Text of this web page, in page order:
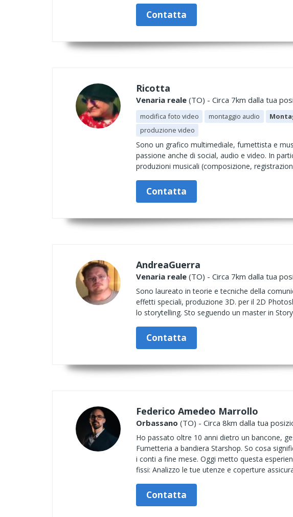
Contatta
Ricotta
Venaria reale (TO) - Circa 7km dalla tua
modifica foto video montaggio audio
produzione video
Sono un grafico multimediale, fumettista e
passione anche di social, audio e video. In
produzioni musicali (composizione,
Contatta
AndreaGuerra
Venaria reale (TO) - Circa 7km dalla tua
Sono laureato in teorie e tecniche della
effetti speciali, produzione 3D. per il 2D
lo storytelling. Sto seguendo un master in
Contatta
Federico Amedeo Marrollo
Orbassano (TO) - Circa 8km dalla tua
Ho passato oltre 10 anni dietro un bancone,
Fumetteria a bandiera Starshop. So cosa
i conti a fine mese. Oggi metto questa
fissi: Analizzo le tue utenze e coperture
Contatta